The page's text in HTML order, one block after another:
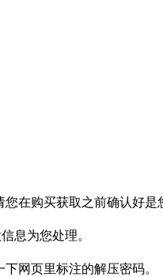
在购买获取之前确认好是
息为您处理。
网页里标注的解压密码。